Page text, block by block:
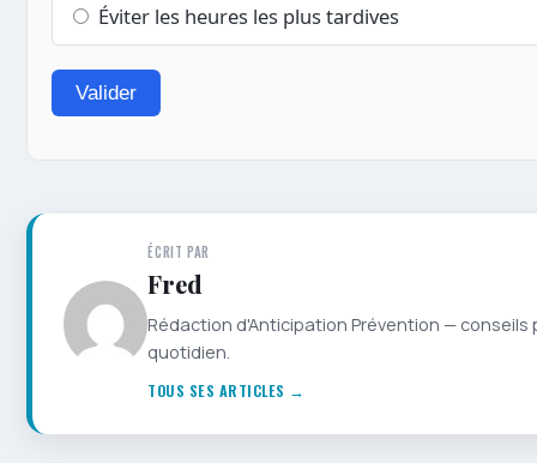
Éviter les heures les plus tardives
Valider
ÉCRIT PAR
Fred
Rédaction d'Anticipation Prévention —
quotidien.
TOUS SES ARTICLES →